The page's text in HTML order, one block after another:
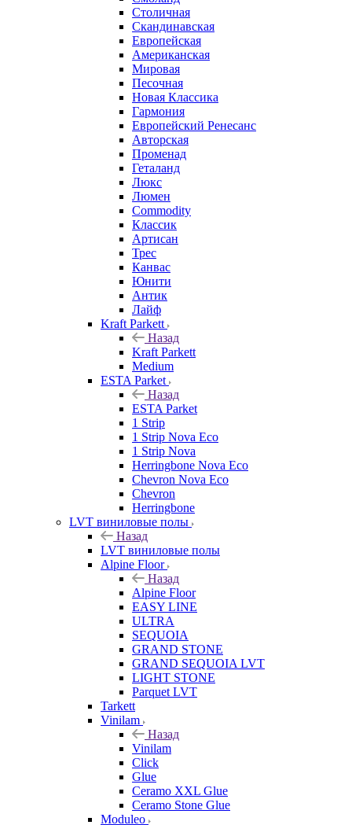
Столичная
Скандинавская
Европейская
Американская
Мировая
Песочная
Новая Классика
Гармония
Европейский Ренесанс
Авторская
Променад
Геталанд
Люкс
Люмен
Commodity
Классик
Артисан
Трес
Канвас
Юнити
Антик
Лайф
Kraft Parkett
Назад
Kraft Parkett
Medium
ESTA Parket
Назад
ESTA Parket
1 Strip
1 Strip Nova Eco
1 Strip Nova
Herringbone Nova Eco
Chevron Nova Eco
Chevron
Herringbone
LVT виниловые полы
Назад
LVT виниловые полы
Alpine Floor
Назад
Alpine Floor
EASY LINE
ULTRA
SEQUOIA
GRAND STONE
GRAND SEQUOIA LVT
LIGHT STONE
Parquet LVT
Tarkett
Vinilam
Назад
Vinilam
Click
Glue
Ceramo XXL Glue
Ceramo Stone Glue
Moduleo